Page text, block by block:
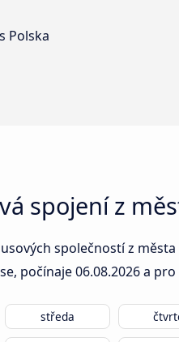
Polska
spojení z
společností z
počínaje06.08.2026a pro
středa